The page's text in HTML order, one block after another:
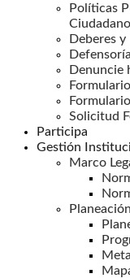
Políticas
Ciudadano
Deberes y
Denuncie
Solicitud
Participa
Gestión
Marco
Planeación